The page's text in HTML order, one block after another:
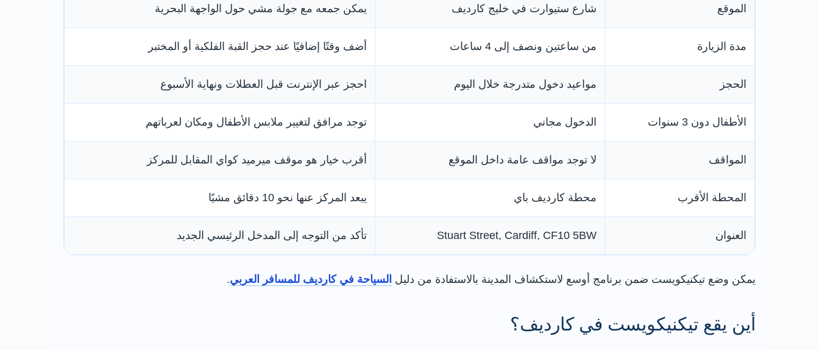
الموقع شارع ستيوارت في خليج كارديف يمكن جمعه مع جولة مشي حول الواجهة البحرية
مدة الزيارة من ساعتين ونصف إلى 4 ساعات أضف وقتًا إضافيًا عند حجز القبة الفلكية أو المختبر
الحجز مواعيد دخول متدرجة خلال اليوم احجز عبر الإنترنت قبل العطلات ونهاية الأسبوع
الأطفال دون 3 سنوات الدخول مجاني توجد مرافق لتغيير ملابس الأطفال ومكان لعرباتهم
المواقف لا توجد مواقف عامة داخل الموقع أقرب خيار هو موقف ميرميد كواي المقابل للمركز
المحطة الأقرب محطة كارديف باي يبعد المركز عنها نحو 10 دقائق مشيًا
العنوان Stuart Street, Cardiff, CF10 5BW تأكد من التوجه إلى المدخل الرئيسي الجديد
يمكن وضع تيكنيكويست ضمن برنامج أوسع لاستكشاف المدينة بالاستفادة من دليل السياحة في كارديف للمسافر العربي.
أين يقع تيكنيكويست في كارديف؟